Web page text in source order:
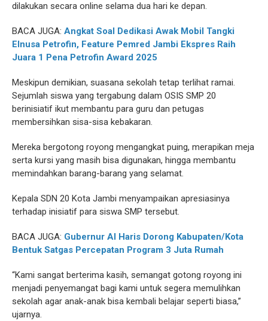
dilakukan secara online selama dua hari ke depan.
BACA JUGA: Angkat Soal Dedikasi Awak Mobil Tangki
Elnusa Petrofin, Feature Pemred Jambi Ekspres Raih
Juara 1 Pena Petrofin Award 2025
Meskipun demikian, suasana sekolah tetap terlihat ramai.
Sejumlah siswa yang tergabung dalam OSIS SMP 20
berinisiatif ikut membantu para guru dan petugas
membersihkan sisa-sisa kebakaran.
Mereka bergotong royong mengangkat puing, merapikan meja
serta kursi yang masih bisa digunakan, hingga membantu
memindahkan barang-barang yang selamat.
Kepala SDN 20 Kota Jambi menyampaikan apresiasinya
terhadap inisiatif para siswa SMP tersebut.
BACA JUGA: Gubernur Al Haris Dorong Kabupaten/Kota
Bentuk Satgas Percepatan Program 3 Juta Rumah
“Kami sangat berterima kasih, semangat gotong royong ini
menjadi penyemangat bagi kami untuk segera memulihkan
sekolah agar anak-anak bisa kembali belajar seperti biasa,”
ujarnya.